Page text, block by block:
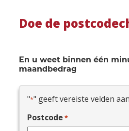
Doe de
En u weet binnen één
maandbedrag
"*" geeft vereiste velden aan
Postcode *